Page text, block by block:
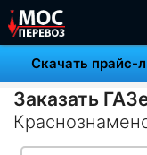
Скачать прайс-
Заказать